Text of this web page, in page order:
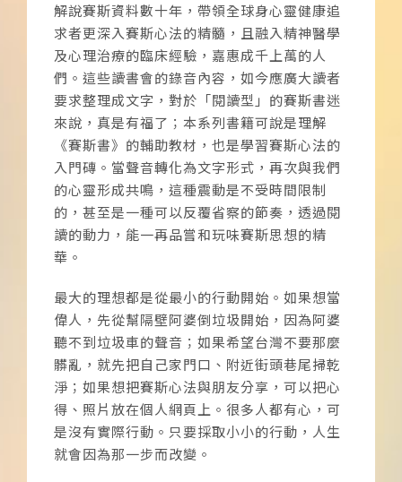
解說賽斯資料數十年，帶領全球身心靈健康追
求者更深入賽斯心法的精髓，且融入精神醫學
及心理治療的臨床經驗，嘉惠成千上萬的人
們。這些讀書會的錄音內容，如今應廣大讀者
要求整理成文字，對於「閱讀型」的賽斯書迷
來說，真是有福了；本系列書籍可說是理解
《賽斯書》的輔助教材，也是學習賽斯心法的
入門磚。當聲音轉化為文字形式，再次與我們
的心靈形成共鳴，這種震動是不受時間限制
的，甚至是一種可以反覆省察的節奏，透過閱
讀的動力，能一再品嘗和玩味賽斯思想的精
華。
最大的理想都是從最小的行動開始。如果想當
偉人，先從幫隔壁阿婆倒垃圾開始，因為阿婆
聽不到垃圾車的聲音；如果希望台灣不要那麼
髒亂，就先把自己家門口、附近街頭巷尾掃乾
淨；如果想把賽斯心法與朋友分享，可以把心
得、照片放在個人網頁上。很多人都有心，可
是沒有實際行動。只要採取小小的行動，人生
就會因為那一步而改變。